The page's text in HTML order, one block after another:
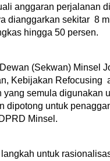
anggaran perjalanan
dianggarkan sekitar 8
hingga 50 persen.
(Sekwan) Minsel
Kebijakan Refocusing
yang semula digunakan
dipotong untuk
Minsel.
langkah untuk